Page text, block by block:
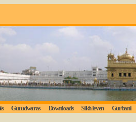
Gurudwaras Downloads Sikh leven Gurbani